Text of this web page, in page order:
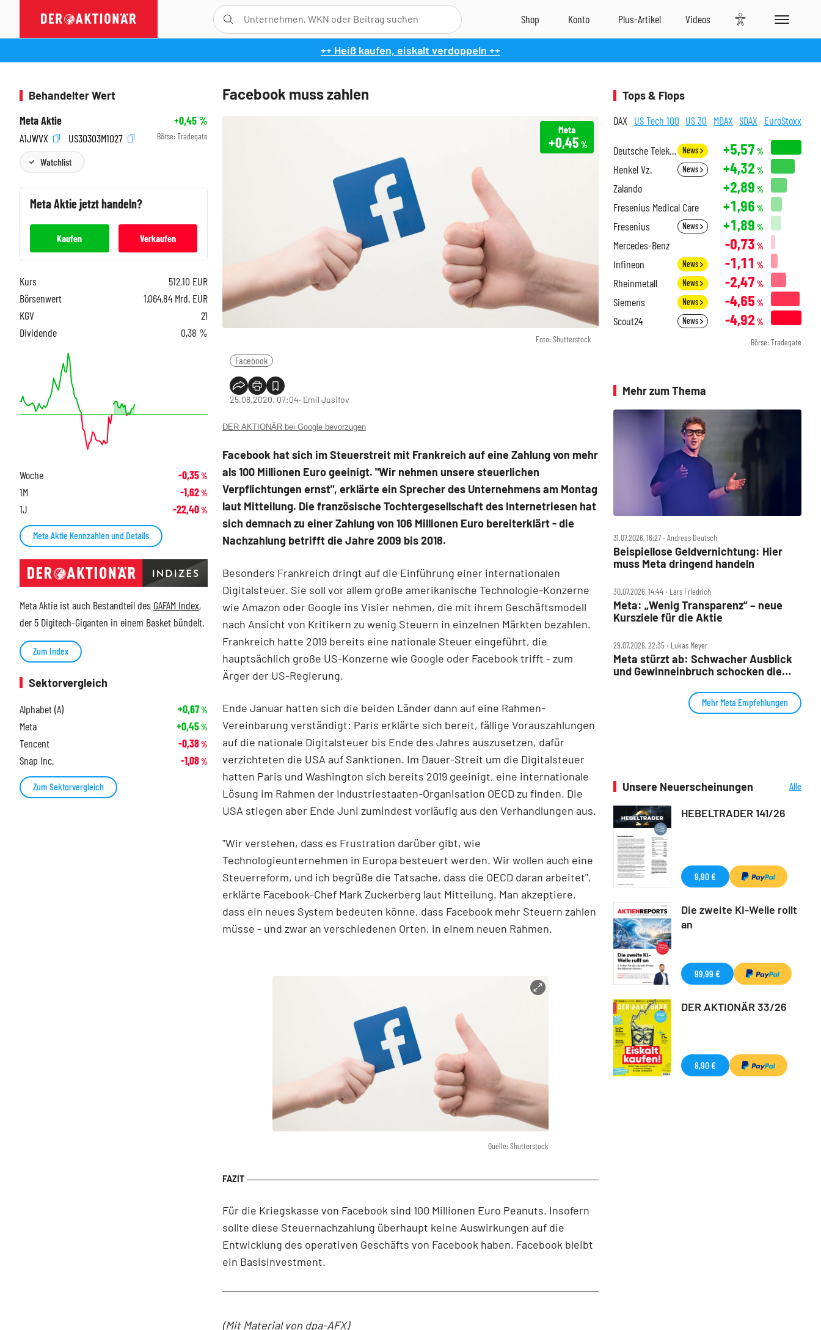
++ Heiß kaufen, eiskalt verdoppeln ++
Facebook muss zahlen
Foto: Shutterstock
Meta
+0,45 %
Facebook
25.08.2020, 07:04‧ Emil Jusifov
DER AKTIONÄR bei Google bevorzugen
Facebook hat sich im Steuerstreit mit Frankreich auf eine Zahlung von mehr
als 100 Millionen Euro geeinigt. "Wir nehmen unsere steuerlichen
Verpflichtungen ernst", erklärte ein Sprecher des Unternehmens am Montag
laut Mitteilung. Die französische Tochtergesellschaft des Internetriesen hat
sich demnach zu einer Zahlung von 106 Millionen Euro bereiterklärt - die
Nachzahlung betrifft die Jahre 2009 bis 2018.
Besonders Frankreich dringt auf die Einführung einer internationalen
Digitalsteuer. Sie soll vor allem große amerikanische Technologie-Konzerne
wie Amazon oder Google ins Visier nehmen, die mit ihrem Geschäftsmodell
nach Ansicht von Kritikern zu wenig Steuern in einzelnen Märkten bezahlen.
Frankreich hatte 2019 bereits eine nationale Steuer eingeführt, die
hauptsächlich große US-Konzerne wie Google oder Facebook trifft - zum
Ärger der US-Regierung.
Ende Januar hatten sich die beiden Länder dann auf eine Rahmen-
Vereinbarung verständigt: Paris erklärte sich bereit, fällige Vorauszahlungen
auf die nationale Digitalsteuer bis Ende des Jahres auszusetzen, dafür
verzichteten die USA auf Sanktionen. Im Dauer-Streit um die Digitalsteuer
hatten Paris und Washington sich bereits 2019 geeinigt, eine internationale
Lösung im Rahmen der Industriestaaten-Organisation OECD zu finden. Die
USA stiegen aber Ende Juni zumindest vorläufig aus den Verhandlungen aus.
"Wir verstehen, dass es Frustration darüber gibt, wie
Technologieunternehmen in Europa besteuert werden. Wir wollen auch eine
Steuerreform, und ich begrüße die Tatsache, dass die OECD daran arbeitet",
erklärte Facebook-Chef Mark Zuckerberg laut Mitteilung. Man akzeptiere,
dass ein neues System bedeuten könne, dass Facebook mehr Steuern zahlen
müsse - und zwar an verschiedenen Orten, in einem neuen Rahmen.
Quelle: Shutterstock
Für die Kriegskasse von Facebook sind 100 Millionen Euro Peanuts. Insofern
sollte diese Steuernachzahlung überhaupt keine Auswirkungen auf die
Entwicklung des operativen Geschäfts von Facebook haben. Facebook bleibt
ein Basisinvestment.
(Mit Material von dpa-AFX)
Behandelter Wert
Meta Aktie
+0,45%
A1JWVX
US30303M1027 Börse: Tradegate
Watchlist
MetaAktie jetzt handeln?
Kaufen Verkaufen
Kurs 512,10 EUR
Börsenwert
1.064,84 Mrd. EUR
KGV
21
Dividende
0,38 %
Woche -0,35%
1M -1,62%
1J -22,40%
Meta Aktie Kennzahlen und Details
Meta Aktie ist auch Bestandteil des GAFAM Index,
der 5 Digitech-Giganten in einem Basket bündelt.
Zum Index
Sektorvergleich
Alphabet (A)
+0,67%
Meta +0,45%
Tencent -0,38%
Snap Inc. -1,08%
Zum Sektorvergleich
Tops & Flops
DAX US Tech 100 US 30 MDAX SDAX EuroStoxx
Deutsche Telekom News +5,57 %
Henkel Vz. News +4,32 %
Zalando +2,89 %
Fresenius Medical Care +1,96 %
Fresenius News +1,89 %
Mercedes-Benz -0,73 %
Infineon News -1,11 %
Rheinmetall News -2,47 %
Siemens News -4,65 %
Scout24 News -4,92 %
Börse: Tradegate
Mehr zum Thema
31.07.2026, 16:27 ‧ Andreas Deutsch
Beispiellose Geldvernichtung: Hier
muss Meta dringend handeln
30.07.2026, 14:44 ‧ Lars Friedrich
Meta: „Wenig Transparenz“ – neue
Kursziele für die Aktie
29.07.2026, 22:35 ‧ Lukas Meyer
Meta stürzt ab: Schwacher Ausblick
und Gewinneinbruch schocken die
Mehr Meta Empfehlungen
Unsere Neuerscheinungen
Alle
HEBELTRADER 141/26
9,90 €
Die zweite KI-Welle rollt
an
99,99 €
DER AKTIONÄR 33/26
8,90 €